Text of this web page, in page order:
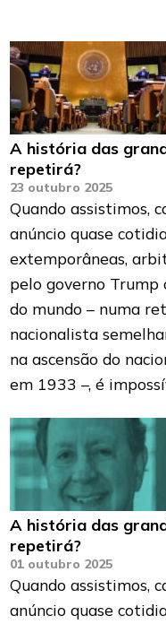
A história das
repetirá?
23 outubro 2025
Quando assistimos,
anúncio quase
extemporâneas,
pelo governo Trump
do mundo – numa
nacionalista
na ascensão do
em 1933 –, é
A história das
repetirá?
01 outubro 2025
Quando assistimos,
anúncio quase